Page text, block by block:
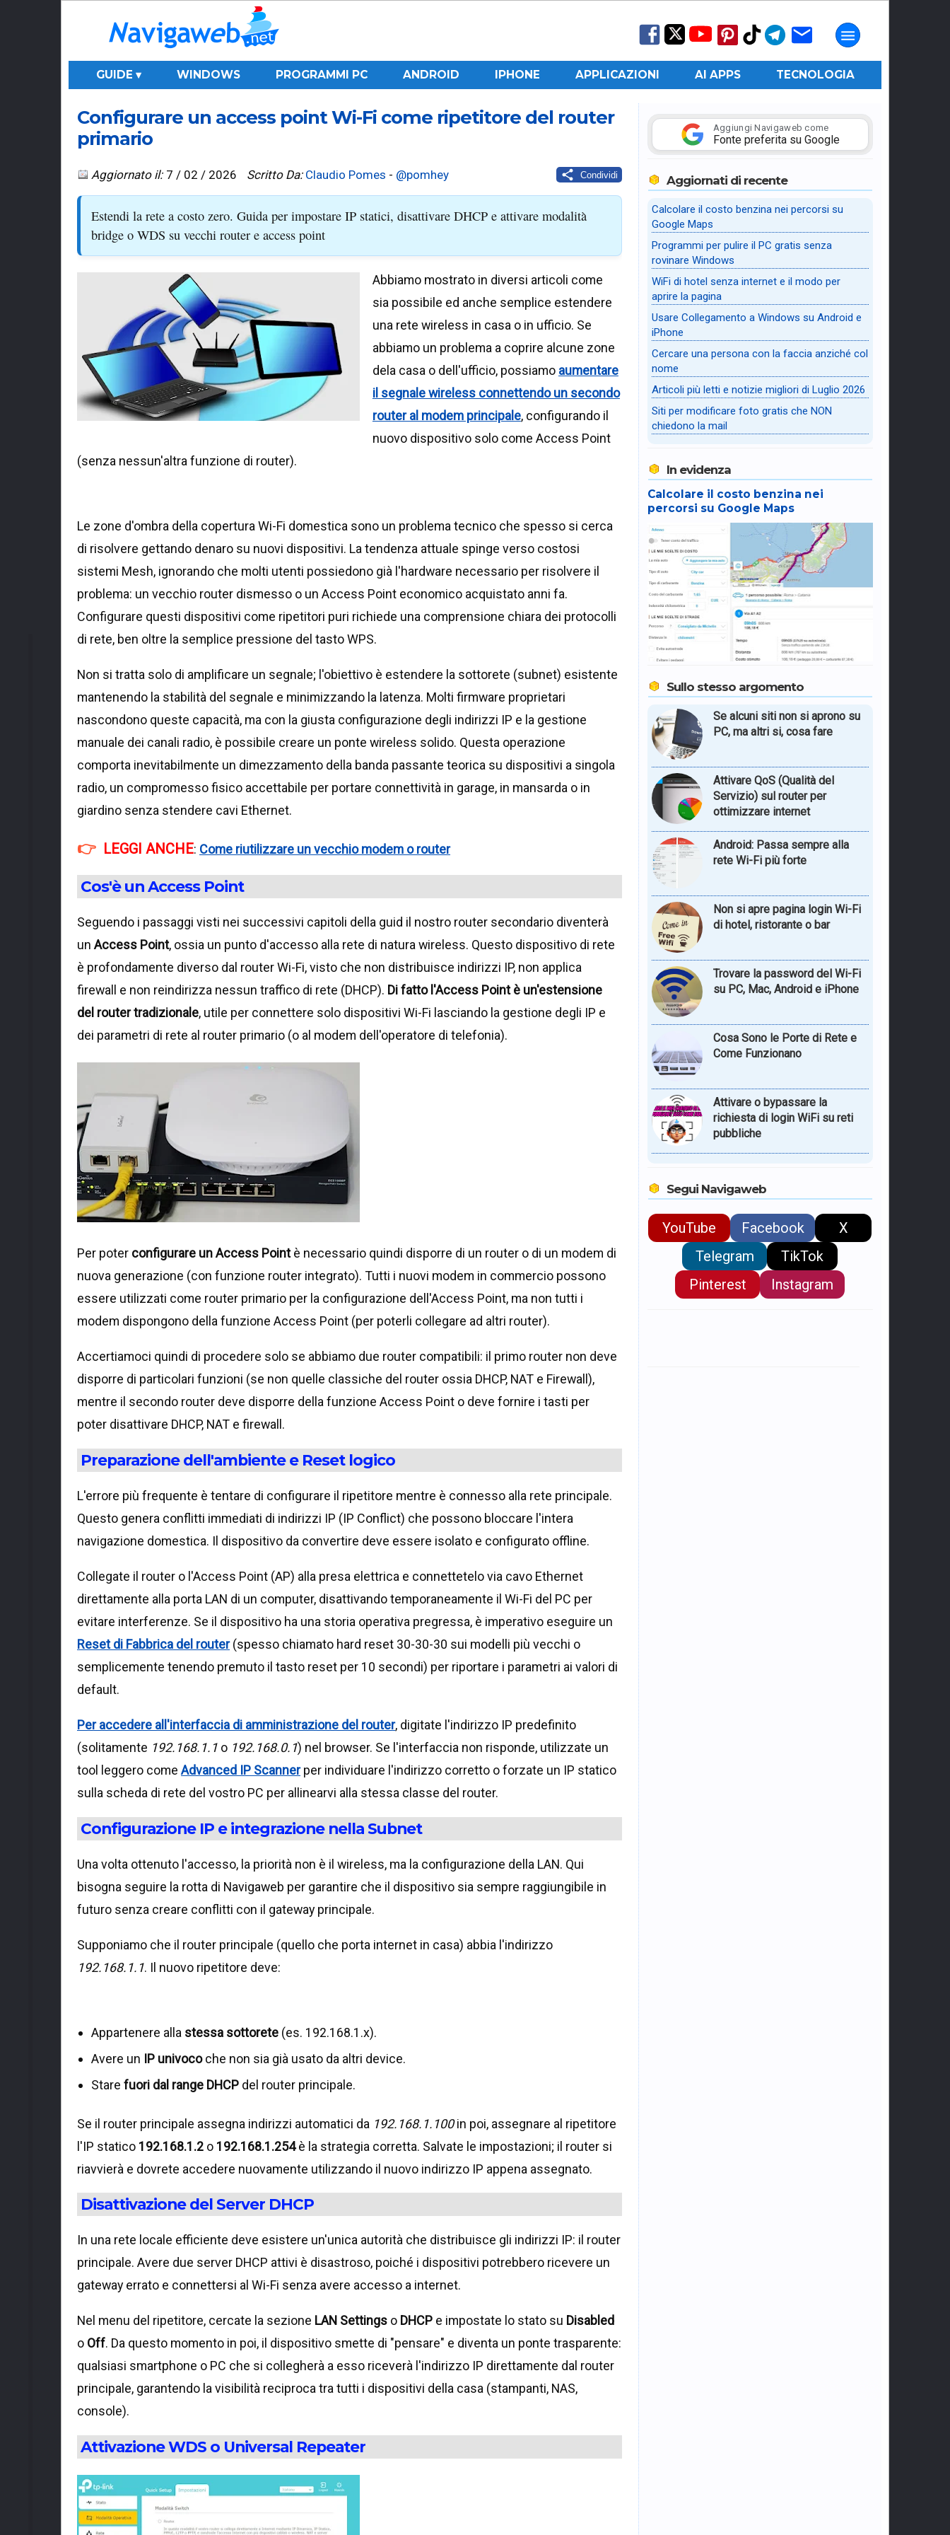
GUIDE ▾ WINDOWS PROGRAMMI PC ANDROID IPHONE APPLICAZIONI AI APPS TECNOLOGIA
Configurare un access point Wi-Fi come ripetitore del router
primario
Condividi
Aggiornato il: 7 / 02 / 2026 Scritto Da: Claudio Pomes - @pomhey
Estendi la rete a costo zero. Guida per impostare IP statici, disattivare DHCP e attivare modalità
bridge o WDS su vecchi router e access point
Abbiamo mostrato in diversi articoli come
sia possibile ed anche semplice estendere
una rete wireless in casa o in ufficio. Se
abbiamo un problema a coprire alcune zone
dela casa o dell'ufficio, possiamo aumentare
il segnale wireless connettendo un secondo
router al modem principale, configurando il
nuovo dispositivo solo come Access Point
(senza nessun'altra funzione di router).
Le zone d'ombra della copertura Wi-Fi domestica sono un problema tecnico che spesso si cerca
di risolvere gettando denaro su nuovi dispositivi. La tendenza attuale spinge verso costosi
sistemi Mesh, ignorando che molti utenti possiedono già l'hardware necessario per risolvere il
problema: un vecchio router dismesso o un Access Point economico acquistato anni fa.
Configurare questi dispositivi come ripetitori puri richiede una comprensione chiara dei protocolli
di rete, ben oltre la semplice pressione del tasto WPS.
Non si tratta solo di amplificare un segnale; l'obiettivo è estendere la sottorete (subnet) esistente
mantenendo la stabilità del segnale e minimizzando la latenza. Molti firmware proprietari
nascondono queste capacità, ma con la giusta configurazione degli indirizzi IP e la gestione
manuale dei canali radio, è possibile creare un ponte wireless solido. Questa operazione
comporta inevitabilmente un dimezzamento della banda passante teorica su dispositivi a singola
radio, un compromesso fisico accettabile per portare connettività in garage, in mansarda o in
giardino senza stendere cavi Ethernet.
LEGGI ANCHE: Come riutilizzare un vecchio modem o router
Cos'è un Access Point
Seguendo i passaggi visti nei successivi capitoli della guid il nostro router secondario diventerà
un Access Point, ossia un punto d'accesso alla rete di natura wireless. Questo dispositivo di rete
è profondamente diverso dal router Wi-Fi, visto che non distribuisce indirizzi IP, non applica
firewall e non reindirizza nessun traffico di rete (DHCP). Di fatto l'Access Point è un'estensione
del router tradizionale, utile per connettere solo dispositivi Wi-Fi lasciando la gestione degli IP e
dei parametri di rete al router primario (o al modem dell'operatore di telefonia).
Per poter configurare un Access Pointè necessario quindi disporre di un router o di un modem di
nuova generazione (con funzione router integrato). Tutti i nuovi modem in commercio possono
essere utilizzati come router primario per la configurazione dell'Access Point, ma non tutti i
modem dispongono della funzione Access Point (per poterli collegare ad altri router).
Accertiamoci quindi di procedere solo se abbiamo due router compatibili: il primo router non deve
disporre di particolari funzioni (se non quelle classiche del router ossia DHCP, NAT e Firewall),
mentre il secondo router deve disporre della funzione Access Point o deve fornire i tasti per
poter disattivare DHCP, NAT e firewall.
Preparazione dell'ambiente e Reset logico
L'errore più frequente è tentare di configurare il ripetitore mentre è connesso alla rete principale.
Questo genera conflitti immediati di indirizzi IP (IP Conflict) che possono bloccare l'intera
navigazione domestica. Il dispositivo da convertire deve essere isolato e configurato offline.
Collegate il router o l'Access Point (AP) alla presa elettrica e connettetelo via cavo Ethernet
direttamente alla porta LAN di un computer, disattivando temporaneamente il Wi-Fi del PC per
evitare interferenze. Se il dispositivo ha una storia operativa pregressa, è imperativo eseguire un
Reset di Fabbrica del router(spesso chiamato hard reset 30-30-30 sui modelli più vecchi o
semplicemente tenendo premuto il tasto reset per 10 secondi) per riportare i parametri ai valori di
default.
Per accedere all'interfaccia di amministrazione del router, digitate l'indirizzo IP predefinito
(solitamente 192.168.1.1 o 192.168.0.1) nel browser. Se l'interfaccia non risponde, utilizzate un
tool leggero come Advanced IP Scannerper individuare l'indirizzo corretto o forzate un IP statico
sulla scheda di rete del vostro PC per allinearvi alla stessa classe del router.
Configurazione IP e integrazione nella Subnet
Una volta ottenuto l'accesso, la priorità non è il wireless, ma la configurazione della LAN. Qui
bisogna seguire la rotta di Navigaweb per garantire che il dispositivo sia sempre raggiungibile in
futuro senza creare conflitti con il gateway principale.
Supponiamo che il router principale (quello che porta internet in casa) abbia l'indirizzo
192.168.1.1. Il nuovo ripetitore deve:
Appartenere alla stessa sottorete (es. 192.168.1.x).
Avere un IP univocoche non sia già usato da altri device.
Stare fuori dal range DHCP del router principale.
Se il router principale assegna indirizzi automatici da 192.168.1.100in poi, assegnare al ripetitore
l'IP statico 192.168.1.2 o 192.168.1.254è la strategia corretta. Salvate le impostazioni; il router si
riavvierà e dovrete accedere nuovamente utilizzando il nuovo indirizzo IP appena assegnato.
Disattivazione del Server DHCP
In una rete locale efficiente deve esistere un'unica autorità che distribuisce gli indirizzi IP: il router
principale. Avere due server DHCP attivi è disastroso, poiché i dispositivi potrebbero ricevere un
gateway errato e connettersi al Wi-Fi senza avere accesso a internet.
Nel menu del ripetitore, cercate la sezione LAN Settings o DHCP e impostate lo stato su Disabled
o Off. Da questo momento in poi, il dispositivo smette di "pensare" e diventa un ponte trasparente:
qualsiasi smartphone o PC che si collegherà a esso riceverà l'indirizzo IP direttamente dal router
principale, garantendo la visibilità reciproca tra tutti i dispositivi della casa (stampanti, NAS,
console).
Attivazione WDS o Universal Repeater
Aggiungi Navigaweb come
Fonte preferita su Google
Aggiornati di recente
Calcolare il costo benzina nei percorsi su
Google Maps
Programmi per pulire il PC gratis senza
rovinare Windows
WiFi di hotel senza internet e il modo per
aprire la pagina
Usare Collegamento a Windows su Android e
iPhone
Cercare una persona con la faccia anziché col
nome
Articoli più letti e notizie migliori di Luglio 2026
Siti per modificare foto gratis che NON
chiedono la mail
In evidenza
Calcolare il costo benzina nei
percorsi su Google Maps
Sullo stesso argomento
Se alcuni siti non si aprono su
PC, ma altri si, cosa fare
Attivare QoS (Qualità del
Servizio) sul router per
ottimizzare internet
Android: Passa sempre alla
rete Wi-Fi più forte
Non si apre pagina login Wi-Fi
di hotel, ristorante o bar
Trovare la password del Wi-Fi
su PC, Mac, Android e iPhone
Cosa Sono le Porte di Rete e
Come Funzionano
Attivare o bypassare la
richiesta di login WiFi su reti
pubbliche
Segui Navigaweb
YouTube Facebook
X
Telegram
TikTok
Pinterest
Instagram